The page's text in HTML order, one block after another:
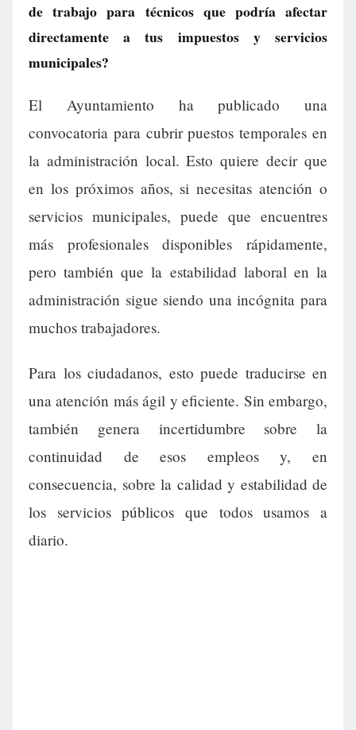
de trabajo para técnicos que podría afectar
directamente a tus impuestos y servicios
municipales?
El Ayuntamiento ha publicado una
convocatoria para cubrir puestos temporales en
la administración local. Esto quiere decir que
en los próximos años, si necesitas atención o
servicios municipales, puede que encuentres
más profesionales disponibles rápidamente,
pero también que la estabilidad laboral en la
administración sigue siendo una incógnita para
muchos trabajadores.
Para los ciudadanos, esto puede traducirse en
una atención más ágil y eficiente. Sin embargo,
también genera incertidumbre sobre la
continuidad de esos empleos y, en
consecuencia, sobre la calidad y estabilidad de
los servicios públicos que todos usamos a
diario.